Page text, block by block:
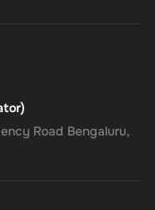
Road Bengaluru,